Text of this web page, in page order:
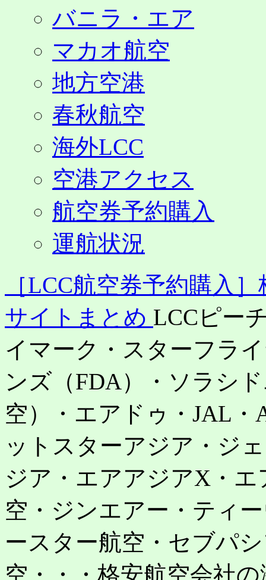
バニラ・エア
マカオ航空
地方空港
春秋航空
海外LCC
空港アクセス
航空券予約購入
運航状況
［LCC航空券予約購入
サイトまとめ LCCピー
イマーク・スターフラ
ンズ（FDA）・ソラシ
空）・エアドゥ・JAL
ットスターアジア・ジ
ジア・エアアジアX・
空・ジンエアー・ティ
ースター航空・セブパ
空・・・格安航空会社